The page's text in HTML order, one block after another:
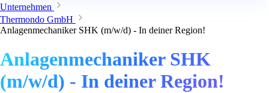
Unternehmen
Thermondo GmbH
Anlagenmechaniker SHK (m/w/d) - In deiner Region!
Anlagenmechaniker SHK
(m/w/d) - In deiner Region!